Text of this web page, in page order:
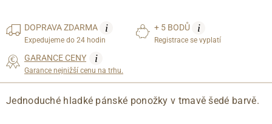
DOPRAVAZDARMA i
Expedujeme do 24 hodin
+ 5 BODŮ i
Registrace se vyplatí
GARANCE CENY i
Garance nejnižší cenu na trhu.
Jednoduché hladké pánské ponožky v tmavě šedé barvě.